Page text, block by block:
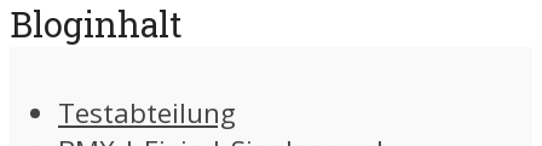
Bloginhalt
Testabteilung